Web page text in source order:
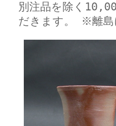
別注品を除く
だきます。 ※離島